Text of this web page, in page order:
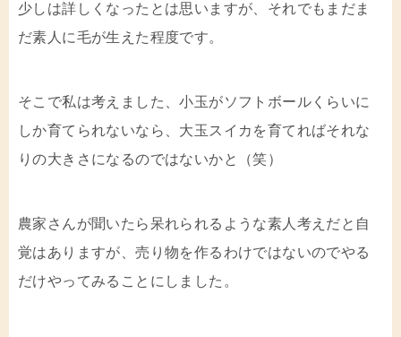
少しは詳しくなったとは思いますが、それでもまだま
だ素人に毛が生えた程度です。
そこで私は考えました、小玉がソフトボールくらいに
しか育てられないなら、大玉スイカを育てればそれな
りの大きさになるのではないかと（笑）
農家さんが聞いたら呆れられるような素人考えだと自
覚はありますが、売り物を作るわけではないのでやる
だけやってみることにしました。